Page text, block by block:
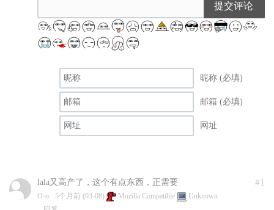
提交评论
昵称 (必填)
邮箱 (必填)
网址
#1
lala又高产了，这个有点东西，正需要
O-o 5个月前 (03-08) Mozilla Compatible
Unknown